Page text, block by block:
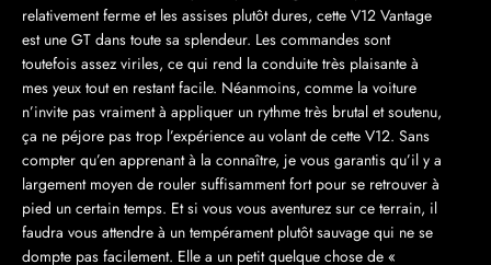
relativement ferme et les assises plutôt dures, cette V12 Vantage
est une GT dans toute sa splendeur. Les commandes sont
toutefois assez viriles, ce qui rend la conduite très plaisante à
mes yeux tout en restant facile. Néanmoins, comme la voiture
n’invite pas vraiment à appliquer un rythme très brutal et soutenu,
ça ne péjore pas trop l’expérience au volant de cette V12. Sans
compter qu’en apprenant à la connaître, je vous garantis qu’il y a
largement moyen de rouler suffisamment fort pour se retrouver à
pied un certain temps. Et si vous vous aventurez sur ce terrain, il
faudra vous attendre à un tempérament plutôt sauvage qui ne se
dompte pas facilement. Elle a un petit quelque chose de «